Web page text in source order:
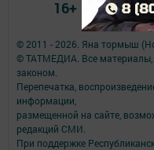
© 2011 - 2026. Яна тормыш
© ТАТМЕДИА. Все
законом.
Перепечатка,
информации,
размещенной на сайте,
редакций СМИ.
При поддержке
16+